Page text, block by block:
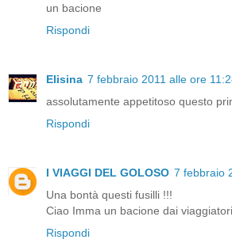
un bacione
Rispondi
Elisina 7 febbraio 2011 alle ore
assolutamente appetitoso questo
Rispondi
I VIAGGI DEL GOLOSO 7 febbraio
Una bontà questi fusilli !!!
Ciao Imma un bacione dai viaggiatori
Rispondi